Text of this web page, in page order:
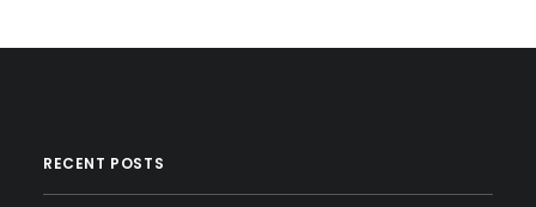
RECENT POSTS